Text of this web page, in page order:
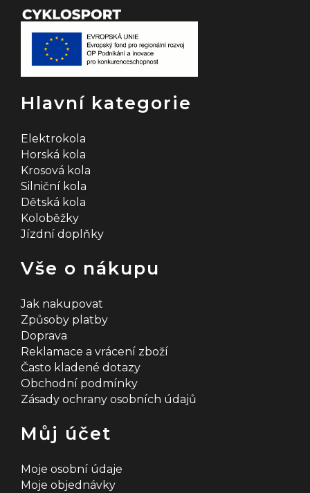
p
r
v
k
y
u
Hlavní kategorie
Elektrokola
Horská kola
Krosová kola
Silniční kola
Dětská kola
Koloběžky
Jízdní doplňky
Vše o nákupu
Jak nakupovat
Způsoby platby
Doprava
Reklamace a vrácení zboží
Často kladené dotazy
Obchodní podmínky
Zásady ochrany osobních údajů
Můj účet
Moje osobní údaje
Moje objednávky